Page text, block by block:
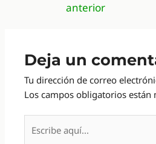
entradasanterior
Deja un
Tu dirección de correo
Los campos obligatorios
aquí...